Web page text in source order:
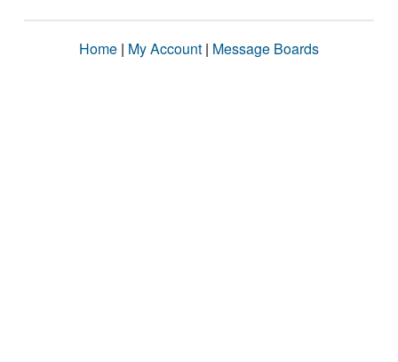
Home | My Account | Message Boards